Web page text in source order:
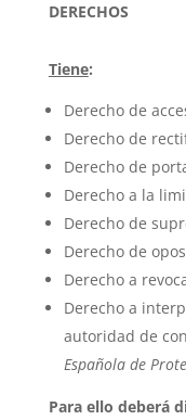
DERECHOS
Tiene:
Derecho de
Derecho de
Derecho de
Derecho a la
Derecho de
Derecho de
Derecho a
Derecho a
autoridad de
Española de
Para ello deberá